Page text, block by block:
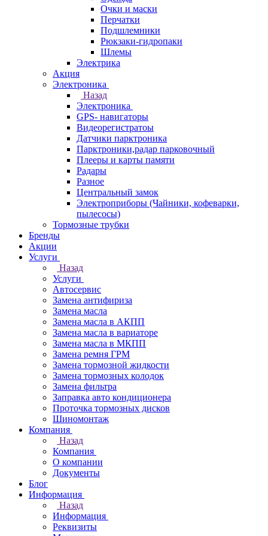
Очки и маски
Перчатки
Подшлемники
Рюкзаки-гидропаки
Шлемы
Электрика
Акция
Электроника
Назад
Электроника
GPS- навигаторы
Видеорегистратоы
Датчики парктроника
Парктроники,радар парковочный
Плееры и карты памяти
Радары
Разное
Центральный замок
Электроприборы (Чайники, кофеварки,
пылесосы)
Тормозные трубки
Бренды
Акции
Услуги
Назад
Услуги
Автосервис
Замена антифириза
Замена масла
Замена масла в АКПП
Замена масла в вариаторе
Замена масла в МКПП
Замена ремня ГРМ
Замена тормозной жидкости
Замена тормозных колодок
Замена фильтра
Заправка авто кондиционера
Проточка тормозных дисков
Шиномонтаж
Компания
Назад
Компания
О компании
Документы
Блог
Информация
Назад
Информация
Реквизиты